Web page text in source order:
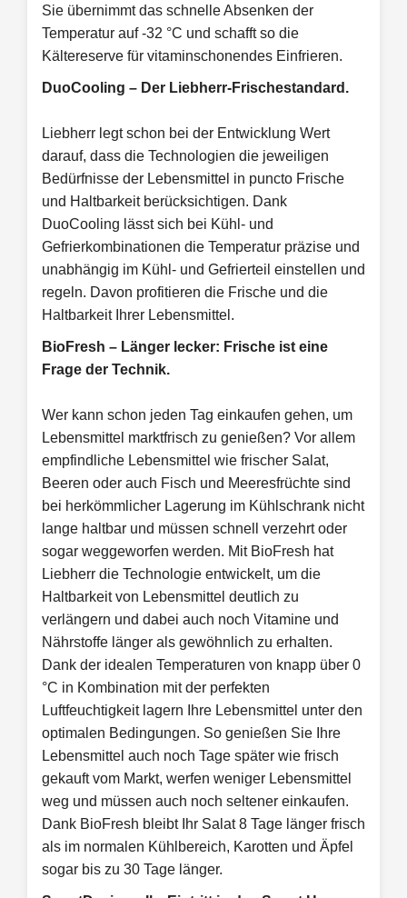
Sie übernimmt das schnelle Absenken der
Temperatur auf -32 °C und schafft so die
Kältereserve für vitaminschonendes Einfrieren.
DuoCooling – Der Liebherr-Frischestandard.
Liebherr legt schon bei der Entwicklung Wert
darauf, dass die Technologien die jeweiligen
Bedürfnisse der Lebensmittel in puncto Frische
und Haltbarkeit berücksichtigen. Dank
DuoCooling lässt sich bei Kühl- und
Gefrierkombinationen die Temperatur präzise und
unabhängig im Kühl- und Gefrierteil einstellen und
regeln. Davon profitieren die Frische und die
Haltbarkeit Ihrer Lebensmittel.
BioFresh – Länger lecker: Frische ist eine
Frage der Technik.
Wer kann schon jeden Tag einkaufen gehen, um
Lebensmittel marktfrisch zu genießen? Vor allem
empfindliche Lebensmittel wie frischer Salat,
Beeren oder auch Fisch und Meeresfrüchte sind
bei herkömmlicher Lagerung im Kühlschrank nicht
lange haltbar und müssen schnell verzehrt oder
sogar weggeworfen werden. Mit BioFresh hat
Liebherr die Technologie entwickelt, um die
Haltbarkeit von Lebensmittel deutlich zu
verlängern und dabei auch noch Vitamine und
Nährstoffe länger als gewöhnlich zu erhalten.
Dank der idealen Temperaturen von knapp über 0
°C in Kombination mit der perfekten
Luftfeuchtigkeit lagern Ihre Lebensmittel unter den
optimalen Bedingungen. So genießen Sie Ihre
Lebensmittel auch noch Tage später wie frisch
gekauft vom Markt, werfen weniger Lebensmittel
weg und müssen auch noch seltener einkaufen.
Dank BioFresh bleibt Ihr Salat 8 Tage länger frisch
als im normalen Kühlbereich, Karotten und Äpfel
sogar bis zu 30 Tage länger.